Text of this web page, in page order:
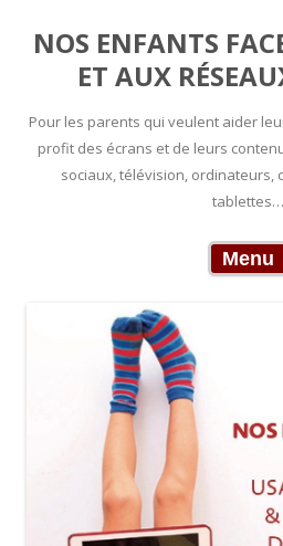
NOS ENFANTS
ET AUX
Pour les parents qui veulent aider
profit des écrans et de leurs
sociaux, télévision, ordinateurs,
tablettes…
Menu